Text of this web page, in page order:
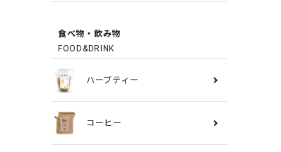
食べ物・飲み物
FOOD&DRINK
ハーブティー
コーヒー